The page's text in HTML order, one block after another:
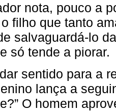
nota, pouco a
filho que tanto
salvaguardá-lo
só tende a piorar.
sentido para a
lança a
O homem